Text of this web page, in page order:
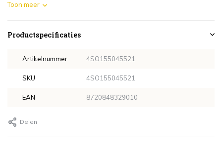
Toon meer
Productspecificaties
Artikelnummer 4SO155045521
SKU 4SO155045521
EAN 8720848329010
Delen